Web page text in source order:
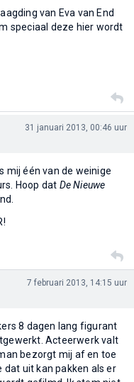
van Eva van End
speciaal deze hier wordt
31 januari 2013, 00:46 uur
mij één van de weinige
Hoop dat De Nieuwe
7 februari 2013, 14:15 uur
8 dagen lang figurant
Acteerwerk valt
bezorgt mij af en toe
dat uit kan pakken als er